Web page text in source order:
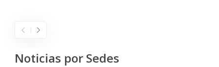
Noticias por Sedes